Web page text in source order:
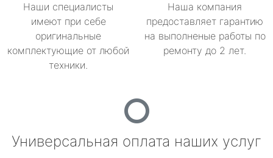
Наши специалисты
имеют при себе
оригинальные
комплектующие от любой
техники.
Наша компания
предоставляет гарантию
на выполненые работы по
ремонту до 2 лет.
Универсальная оплата наших услуг